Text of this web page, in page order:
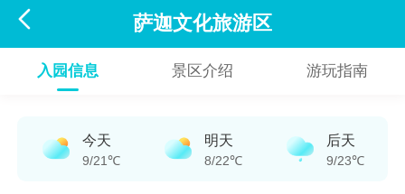
 萨迦文化旅游区
入园信息 景区介绍 游玩指南
今天
9/21℃
明天
8/22℃
后天
9/23℃